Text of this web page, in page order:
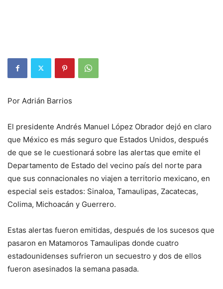
Por Adrián Barrios
El presidente Andrés Manuel López Obrador dejó en claro
que México es más seguro que Estados Unidos, después
de que se le cuestionará sobre las alertas que emite el
Departamento de Estado del vecino país del norte para
que sus connacionales no viajen a territorio mexicano, en
especial seis estados: Sinaloa, Tamaulipas, Zacatecas,
Colima, Michoacán y Guerrero.
Estas alertas fueron emitidas, después de los sucesos que
pasaron en Matamoros Tamaulipas donde cuatro
estadounidenses sufrieron un secuestro y dos de ellos
fueron asesinados la semana pasada.